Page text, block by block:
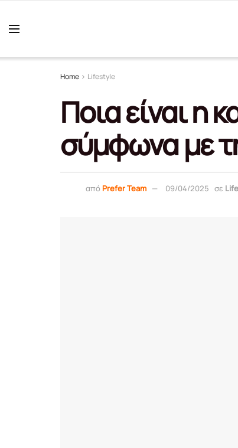
Home Lifestyle
Ποια είναι η
σύμφωνα με
απόPrefer Team 09/04/2025 σε